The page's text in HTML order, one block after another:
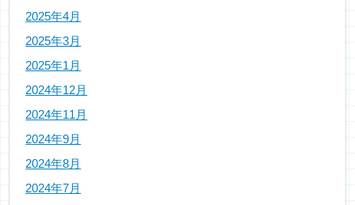
2025年4月
2025年3月
2025年1月
2024年12月
2024年11月
2024年9月
2024年8月
2024年7月